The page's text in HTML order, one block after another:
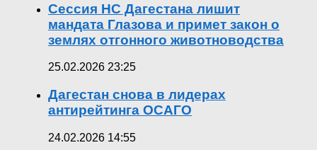
Сессия НС Дагестана лишит
мандата Глазова и примет закон о
землях отгонного животноводства
25.02.2026 23:25
Дагестан снова в лидерах
антирейтинга ОСАГО
24.02.2026 14:55